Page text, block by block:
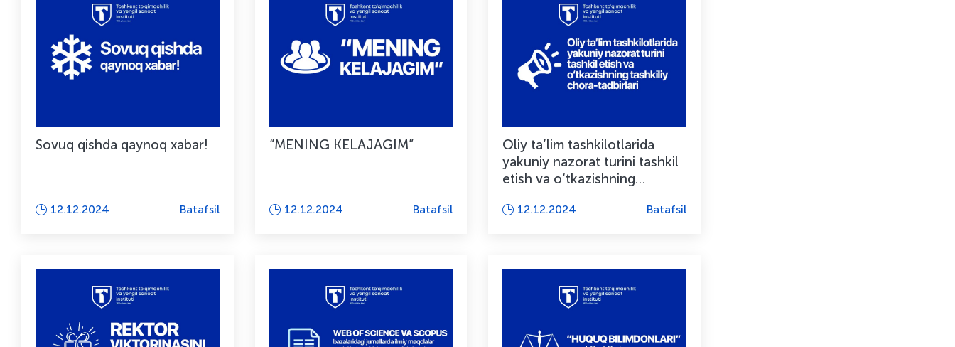
Sovuq qishda qaynoq xabar!
12.12.2024 Batafsil
“MENING KELAJAGIM”
12.12.2024 Batafsil
Oliy ta’lim tashkilotlarida
yakuniy nazorat turini tashkil
etish va o‘tkazishning
12.12.2024 Batafsil